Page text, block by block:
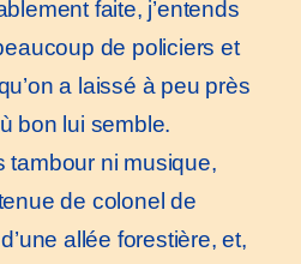
faite, j’entends
de policiers et
a laissé à peu près
bon lui semble.
tambour ni musique,
de colonel de
allée forestière, et,